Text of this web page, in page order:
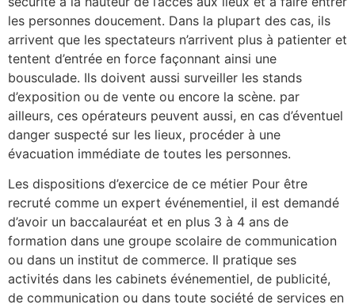
les personnes doucement. Dans la plupart des cas, ils
arrivent que les spectateurs n’arrivent plus à patienter et
tentent d’entrée en force façonnant ainsi une
bousculade. Ils doivent aussi surveiller les stands
d’exposition ou de vente ou encore la scène. par
ailleurs, ces opérateurs peuvent aussi, en cas d’éventuel
danger suspecté sur les lieux, procéder à une
évacuation immédiate de toutes les personnes.
Les dispositions d’exercice de ce métier Pour être
recruté comme un expert événementiel, il est demandé
d’avoir un baccalauréat et en plus 3 à 4 ans de
formation dans une groupe scolaire de communication
ou dans un institut de commerce. Il pratique ses
activités dans les cabinets événementiel, de publicité,
de communication ou dans toute société de services en